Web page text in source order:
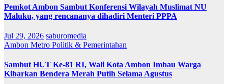
Pemkot Ambon Sambut Konferensi Wilayah Muslimat NU
Maluku, yang rencananya dihadiri Menteri PPPA
Jul 29, 2026 saburomedia
Ambon Metro Politik & Pemerintahan
Sambut HUT Ke-81 RI, Wali Kota Ambon Imbau Warga
Kibarkan Bendera Merah Putih Selama Agustus